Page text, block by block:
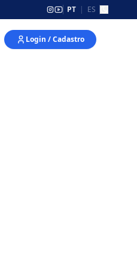
PT | ES
Login / Cadastro